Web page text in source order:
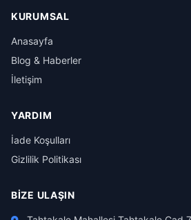
KURUMSAL
Anasayfa
Blog & Haberler
İletişim
YARDIM
İade Koşulları
Gizlilik Politikası
BIZE ULAŞIN